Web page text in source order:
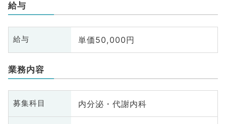
給与
給与 単価50,000円
業務内容
募集科目 内分泌・代謝内科